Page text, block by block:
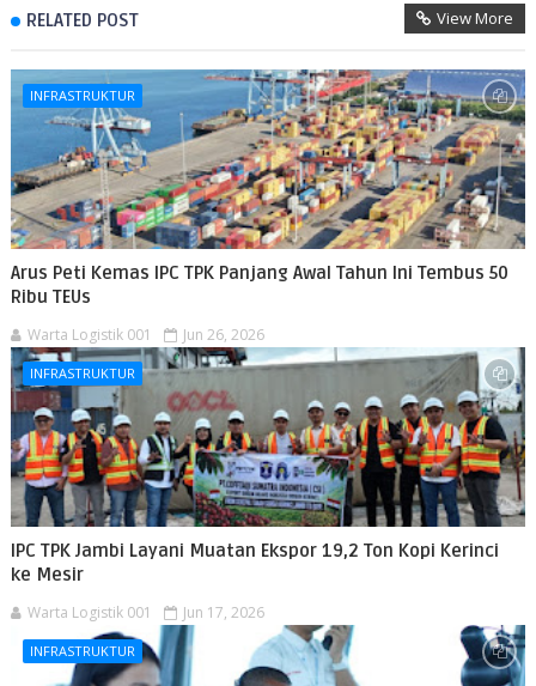
RELATED POST View More
INFRASTRUKTUR
Arus Peti Kemas IPC TPK Panjang Awal Tahun Ini Tembus 50
Ribu TEUs
Warta Logistik 001 Jun 26, 2026
INFRASTRUKTUR
IPC TPK Jambi Layani Muatan Ekspor 19,2 Ton Kopi Kerinci
ke Mesir
Warta Logistik 001 Jun 17, 2026
INFRASTRUKTUR